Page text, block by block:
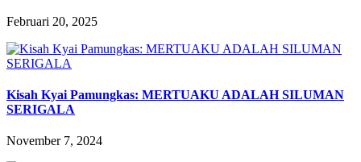
Februari 20, 2025
Kisah Kyai Pamungkas: MERTUAKU ADALAH SILUMAN
SERIGALA
November 7, 2024